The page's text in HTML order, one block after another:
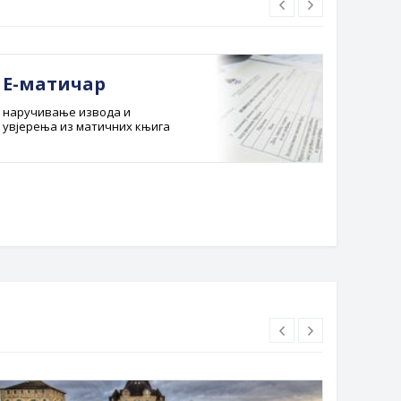
Е-матичар
наручивање извода и
увјерења из матичних књига